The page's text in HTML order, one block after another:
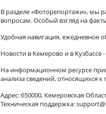
В разделе «Фоторепортажи», мы
вопросам. Особый взгляд на
Удобная навигация, ежедневное
Новости в Кемерово и в
На информационном ресурсе
анализа сведений, относящихся
Адрес: 650000, Кемеровская
Техническая поддержка: